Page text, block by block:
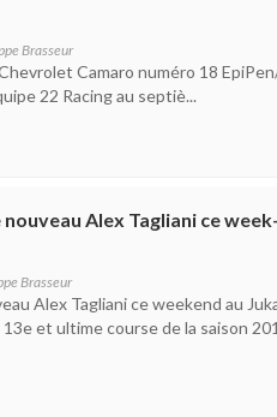
Brasseur
Camaro numéro 18
22 Racing au septiè...
Alex Tagliani ce
Brasseur
Alex Tagliani ce weekend au
et ultime course de la saison